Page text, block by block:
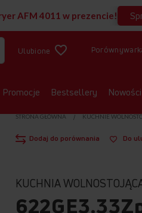
AFM 4011 w prezencie!
Ulubione
Promocje Bestsellery Nowości
STRONA GŁÓWNA KUCHNIE
Dodaj do porównania Do
KUCHNIA